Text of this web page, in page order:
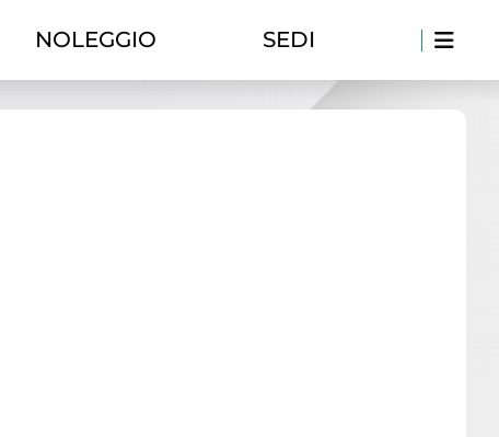
NOLEGGIO SEDI